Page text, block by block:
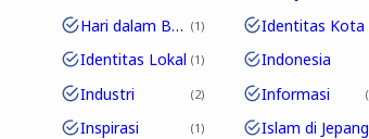
Hari dalam Bahasa Jepang 1 Identitas Kota
Identitas Lokal 1 Indonesia
Industri 2 Informasi
Inspirasi 1 Islam di Jepang